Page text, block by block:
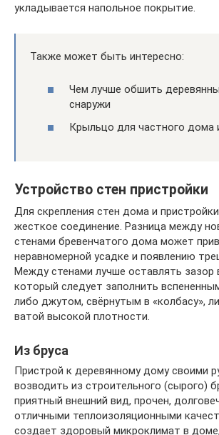
укладывается напольное покрытие.
Также может быть интересно:
Чем лучше обшить
снаружи
Крыльцо для частного дома
Устройство стен пристройки
Для скрепления стен дома и
жесткое соединение. Разница между
стенами бревенчатого дома может
неравномерной усадке и появлению
Между стенами лучше оставлять зазор
который следует заполнить
либо джутом, свёрнутым в «колбасу»,
ватой высокой плотности.
Из бруса
Пристрой к деревянному дому своими
возводить из строительного (сырого)
приятный внешний вид, прочен,
отличными теплоизоляционными
создает здоровый микроклимат в